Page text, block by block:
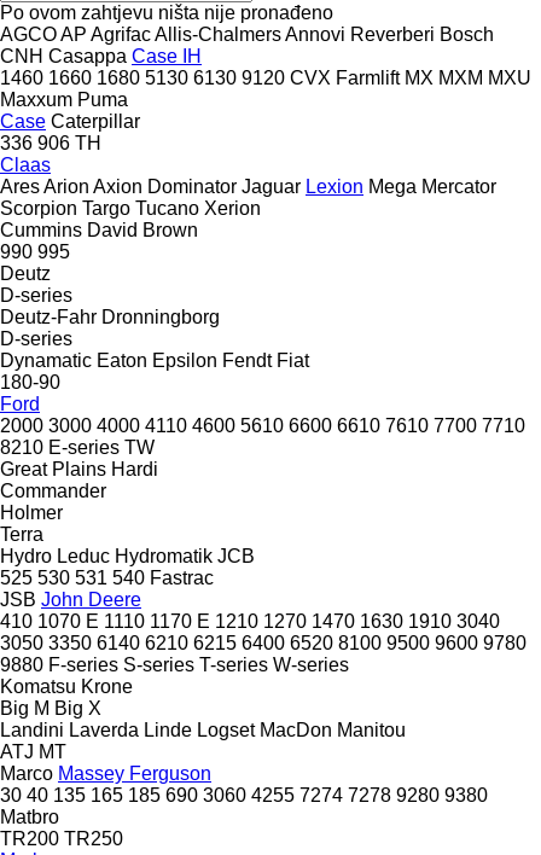
Po ovom zahtjevu ništa nije pronađeno
AGCOAP AgrifacAllis-ChalmersAnnovi Reverberi Bosch
CNH Casappa Case IH
1460 1660 1680 5130 6130 9120 CVX Farmlift MX MXM MXU
Maxxum Puma
Case Caterpillar
336 906 TH
Claas
AresArion Axion Dominator Jaguar Lexion Mega Mercator
Scorpion Targo Tucano Xerion
Cummins David Brown
990 995
Deutz
D-series
Deutz-Fahr Dronningborg
D-series
Dynamatic Eaton Epsilon Fendt Fiat
180-90
Ford
2000 3000 4000 4110 4600 5610 6600 6610 7610 7700 7710
8210 E-series TW
Great Plains Hardi
Commander
Holmer
Terra
Hydro Leduc Hydromatik JCB
525 530 531 540 Fastrac
JSB John Deere
410 1070 E 1110 1170 E 1210 1270 1470 1630 1910 3040
3050 3350 6140 6210 6215 6400 6520 8100 9500 9600 9780
9880 F-series S-series T-series W-series
Komatsu Krone
Big M Big X
Landini Laverda Linde Logset MacDon Manitou
ATJ MT
Marco Massey Ferguson
30 40 135 165 185 690 3060 4255 7274 7278 9280 9380
Matbro
TR200 TR250